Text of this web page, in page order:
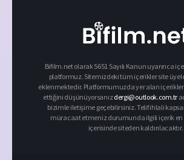
Bifilm.net olarak 5651 Sayılı Kanun uyarınca
platformuz. Sitemizdeki tüm içerikler site
eklenmektedir. Platformumuzda yer alan
ettiğini düşünüyorsanızdergi@outlook.com.tr
bizimle iletişime geçebilirsiniz. Telif ihlali
müracaat etmeniz durumunda ilgili içerik en
içerisinde siteden kaldırılacaktır.